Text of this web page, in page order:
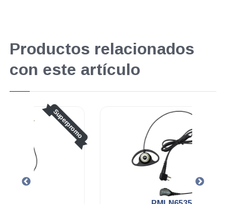
Productos relacionados
con este artículo